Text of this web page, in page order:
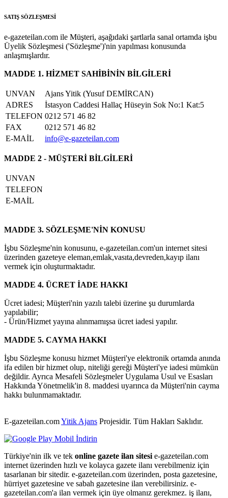
SATIŞ SÖZLEŞMESİ
e-gazeteilan.com ile Müşteri, aşağıdaki şartlarla sanal ortamda işbu
Üyelik Sözleşmesi ('Sözleşme')'nin yapılması konusunda
anlaşmışlardır.
MADDE 1. HİZMET SAHİBİNİN BİLGİLERİ
UNVAN
Ajans Yitik (Yusuf DEMİRCAN)
ADRES
İstasyon Caddesi Hallaç Hüseyin Sok No:1 Kat:5
TELEFON 0212 571 46 82
FAX
0212 571 46 82
E-MAİL
info@e-gazeteilan.com
MADDE 2 - MÜŞTERİ BİLGİLERİ
UNVAN
TELEFON
E-MAİL
MADDE 3. SÖZLEŞME'NİN KONUSU
İşbu Sözleşme'nin konusunu, e-gazeteilan.com'un internet sitesi
üzerinden gazeteye eleman,emlak,vasıta,devreden,kayıp ilanı
vermek için oluşturmaktadır.
MADDE 4. ÜCRET İADE HAKKI
Ücret iadesi; Müşteri'nin yazılı talebi üzerine şu durumlarda
yapılabilir;
- Ürün/Hizmet yayına alınmamışsa ücret iadesi yapılır.
MADDE 5. CAYMA HAKKI
İşbu Sözleşme konusu hizmet Müşteri'ye elektronik ortamda anında
ifa edilen bir hizmet olup, niteliği gereği Müşteri'ye iadesi mümkün
değildir. Ayrıca Mesafeli Sözleşmeler Uygulama Usul ve Esasları
Hakkında Yönetmelik'in 8. maddesi uyarınca da Müşteri'nin cayma
hakkı bulunmamaktadır.
E-gazeteilan.comYitik Ajans Projesidir. Tüm Hakları Saklıdır.
Türkiye'nin ilk ve tek online gazete ilan sitesi e-gazeteilan.com
internet üzerinden hızlı ve kolayca gazete ilanı verebilmeniz için
tasarlanan bir sitedir. e-gazeteilan.com üzerinden, posta gazetesine,
hürriyet gazetesine ve sabah gazetesine ilan verebilirsiniz. e-
gazeteilan.com'a ilan vermek için üye olmanız gerekmez. iş ilanı,